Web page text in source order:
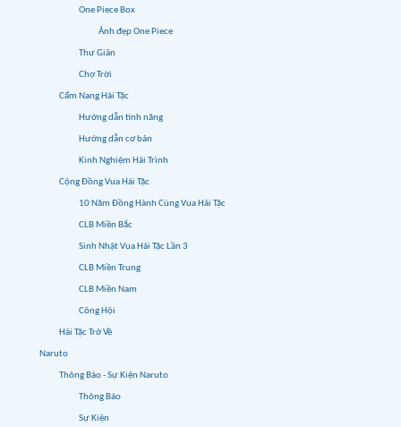
One Piece Box
Ảnh đẹp One Piece
Thư Giãn
Chợ Trời
Cẩm Nang Hải Tặc
Hướng dẫn tính năng
Hướng dẫn cơ bản
Kinh Nghiệm Hải Trình
Cộng Đồng Vua Hải Tặc
10 Năm Đồng Hành Cùng Vua Hải Tặc
CLB Miền Bắc
Sinh Nhật Vua Hải Tặc Lần 3
CLB Miền Trung
CLB Miền Nam
Công Hội
Hải Tặc Trở Về
Naruto
Thông Báo - Sự Kiện Naruto
Thông Báo
Sự Kiện